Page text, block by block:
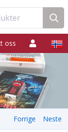
oss
Neste
Forrige